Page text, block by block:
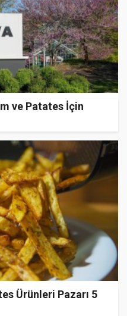
ve Patates İçin
Ürünleri Pazarı 5